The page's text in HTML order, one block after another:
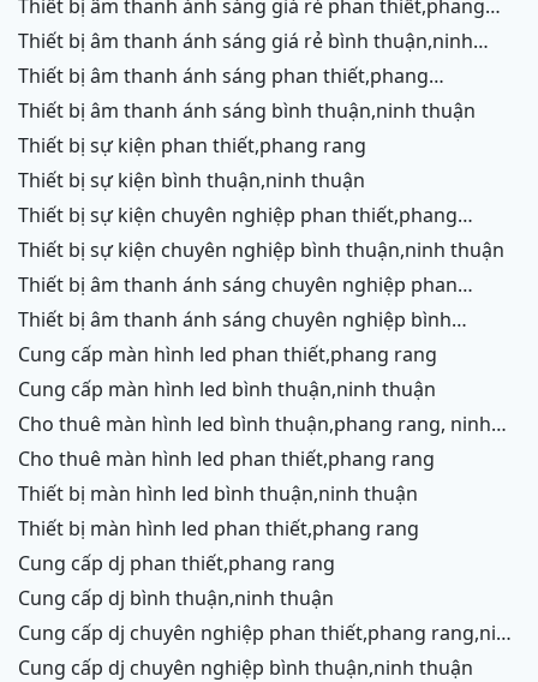
thiết bị âm thanh ánh sáng giá rẻ phan thiết,phang
rang,ninh chữ,vĩnh hy, ninh thuận
thiết bị âm thanh ánh sáng giá rẻ bình thuận,ninh
thuận
thiết bị âm thanh ánh sáng phan thiết,phang
rang,ninh chữ,vĩnh hy,cam ranh
thiết bị âm thanh ánh sáng bình thuận,ninh thuận
thiết bị sự kiện phan thiết,phang rang
thiết bị sự kiện bình thuận,ninh thuận
thiết bị sự kiện chuyên nghiệp phan thiết,phang
rang,ninh chữ,vĩnh hy,cam ranh
thiết bị sự kiện chuyên nghiệp bình thuận,ninh thuận
thiết bị âm thanh ánh sáng chuyên nghiệp phan
thiết,phang rang,ninh chữ,vĩnh hy,cam ranh,ninh
thiết bị âm thanh ánh sáng chuyên nghiệp bình
thuận,ninh thuận
cung cấp màn hình led phan thiết,phang rang
cung cấp màn hình led bình thuận,ninh thuận
cho thuê màn hình led bình thuận,phang rang, ninh
thuận
cho thuê màn hình led phan thiết,phang rang
thiết bị màn hình led bình thuận,ninh thuận
thiết bị màn hình led phan thiết,phang rang
cung cấp dj phan thiết,phang rang
cung cấp dj bình thuận,ninh thuận
cung cấp dj chuyên nghiệp phan thiết,phang rang,ninh
chữ,vĩnh hy
cung cấp dj chuyên nghiệp bình thuận,ninh thuận